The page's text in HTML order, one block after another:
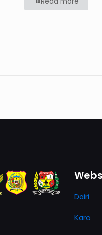
Dairi
Karo